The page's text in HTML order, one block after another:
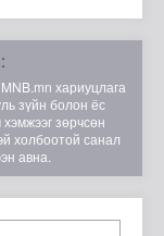
хариуцлага
зүйн болон ёс
зөрчсөн
холбоотой санал
авна.